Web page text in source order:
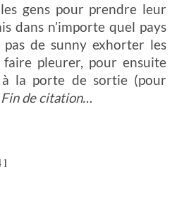
les gens pour prendre leur
dans n’importe quel pays
pas de sunny exhorter les
pleurer, pour ensuite
à la porte de sortie (pour
Fin de citation…